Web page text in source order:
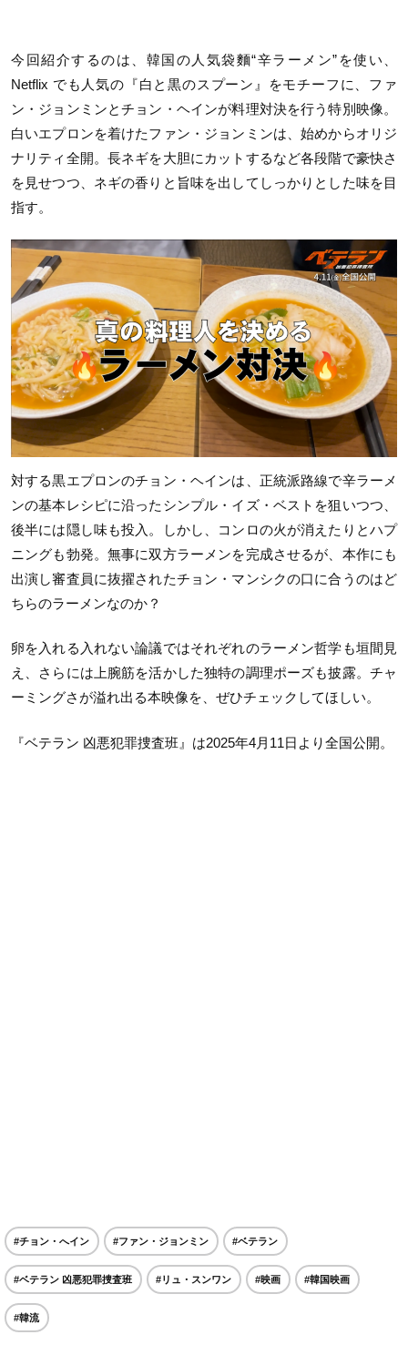
今回紹介するのは、韓国の人気袋麵“辛ラーメン”を使い、
Netflix でも人気の『白と黒のスプーン』をモチーフに、ファ
ン・ジョンミンとチョン・ヘインが料理対決を行う特別映像。
白いエプロンを着けたファン・ジョンミンは、始めからオリジ
ナリティ全開。長ネギを大胆にカットするなど各段階で豪快さ
を見せつつ、ネギの香りと旨味を出してしっかりとした味を目
指す。
対する黒エプロンのチョン・ヘインは、正統派路線で辛ラーメ
ンの基本レシピに沿ったシンプル・イズ・ベストを狙いつつ、
後半には隠し味も投入。しかし、コンロの火が消えたりとハプ
ニングも勃発。無事に双方ラーメンを完成させるが、本作にも
出演し審査員に抜擢されたチョン・マンシクの口に合うのはど
ちらのラーメンなのか？
卵を入れる入れない論議ではそれぞれのラーメン哲学も垣間見
え、さらには上腕筋を活かした独特の調理ポーズも披露。チャ
ーミングさが溢れ出る本映像を、ぜひチェックしてほしい。
『ベテラン 凶悪犯罪捜査班』は2025年4月11日より全国公開。
#チョン・へイン #ファン・ジョンミン #ベテラン
#ベテラン 凶悪犯罪捜査班 #リュ・スンワン #映画 #韓国映画
#韓流